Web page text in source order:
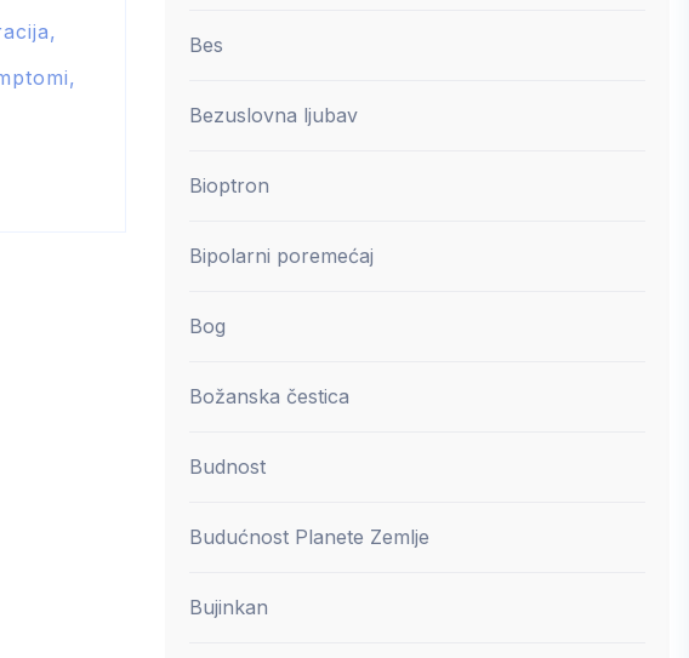
Bes
Bezuslovna ljubav
Bioptron
Bipolarni poremećaj
Bog
Božanska čestica
Budnost
Budućnost Planete Zemlje
Bujinkan